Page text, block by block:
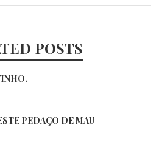
POSTS
PEDAÇO DE MAU